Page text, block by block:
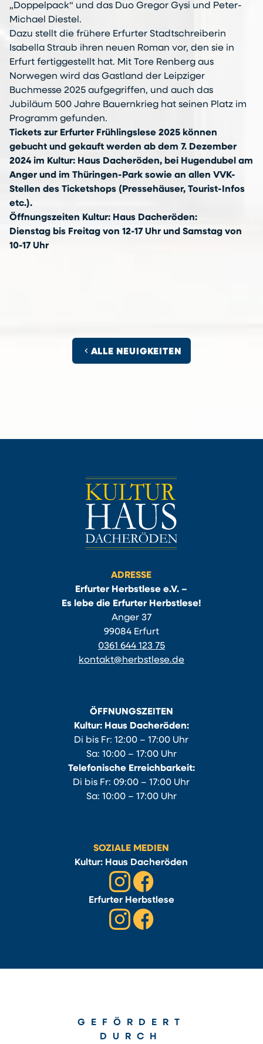
„Doppelpack“ und das Duo Gregor Gysi und Peter-
Michael Diestel.
Dazu stellt die frühere Erfurter Stadtschreiberin
Isabella Straub ihren neuen Roman vor, den sie in
Erfurt fertiggestellt hat. Mit Tore Renberg aus
Norwegen wird das Gastland der Leipziger
Buchmesse 2025 aufgegriffen, und auch das
Jubiläum 500 Jahre Bauernkrieg hat seinen Platz im
Programm gefunden.
Tickets zur Erfurter Frühlingslese 2025 können
gebucht und gekauft werden ab dem 7. Dezember
2024 im Kultur: Haus Dacheröden, bei Hugendubel am
Anger und im Thüringen-Park sowie an allen VVK-
Stellen des Ticketshops (Pressehäuser, Tourist-Infos
etc.).
Öffnungszeiten Kultur: Haus Dacheröden:
Dienstag bis Freitag von 12-17 Uhr und Samstag von
10-17 Uhr
chevron_left ALLE NEUIGKEITEN
ADRESSE
Erfurter Herbstlese e.V. –
Es lebe die Erfurter Herbstlese!
Anger 37
99084 Erfurt
0361 644 123 75
kontakt@herbstlese.de
ÖFFNUNGSZEITEN
Kultur: Haus Dacheröden:
Di bis Fr: 12:00 – 17:00 Uhr
Sa: 10:00 – 17:00 Uhr
Telefonische Erreichbarkeit:
Di bis Fr: 09:00 – 17:00 Uhr
Sa: 10:00 – 17:00 Uhr
SOZIALE MEDIEN
Kultur: Haus Dacheröden
Erfurter Herbstlese
GEFÖRDERT
DURCH